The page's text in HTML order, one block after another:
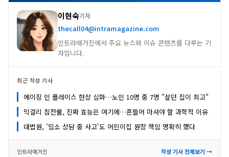
이현숙기자
thecall04@intramagazine.com
인트라매거진에서 주요 뉴스와 이슈 콘텐츠를 다루는 기
자입니다.
최근 작성 기사
에이징 인 플레이스 현상 심화…노인 10명 중 7명 "살던 집이 최고"
막걸리 침전물, 진짜 효능은 여기에…흔들어 마셔야 할 과학적 이유
대법원, '입소 상담 중 사고'도 어린이집 원장 책임 명확히 했다
인트라매거진 작성 기사 전체보기 →